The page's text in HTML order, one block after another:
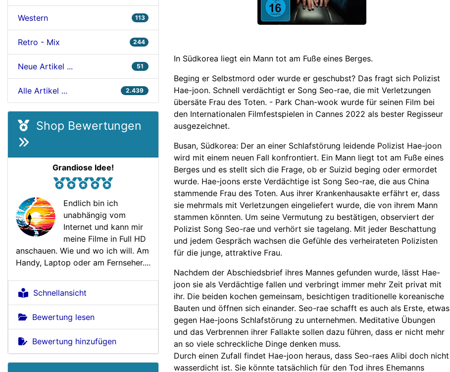
Western 113
Retro - Mix 244
Neue Artikel ... 51
Alle Artikel ... 2.439
Shop Bewertungen
Grandiose Idee!
Endlich bin ich
unabhängig vom
Internet und kann mir
meine Filme in Full HD
anschauen. Wie und wo ich will. Am
Handy, Laptop oder am Fernseher....
Schnellansicht
Bewertung lesen
Bewertung hinzufügen
In Südkorea liegt ein Mann tot am Fuße eines Berges.
Beging er Selbstmord oder wurde er geschubst? Das fragt sich Polizist
Hae-joon. Schnell verdächtigt er Song Seo-rae, die mit Verletzungen
übersäte Frau des Toten. - Park Chan-wook wurde für seinen Film bei
den Internationalen Filmfestspielen in Cannes 2022 als bester Regisseur
ausgezeichnet.
Busan, Südkorea: Der an einer Schlafstörung leidende Polizist Hae-joon
wird mit einem neuen Fall konfrontiert. Ein Mann liegt tot am Fuße eines
Berges und es stellt sich die Frage, ob er Suizid beging oder ermordet
wurde. Hae-joons erste Verdächtige ist Song Seo-rae, die aus China
stammende Frau des Toten. Aus ihrer Krankenhausakte erfährt er, dass
sie mehrmals mit Verletzungen eingeliefert wurde, die von ihrem Mann
stammen könnten. Um seine Vermutung zu bestätigen, observiert der
Polizist Song Seo-rae und verhört sie tagelang. Mit jeder Beschattung
und jedem Gespräch wachsen die Gefühle des verheirateten Polizisten
für die junge, attraktive Frau.
Nachdem der Abschiedsbrief ihres Mannes gefunden wurde, lässt Hae-
joon sie als Verdächtige fallen und verbringt immer mehr Zeit privat mit
ihr. Die beiden kochen gemeinsam, besichtigen traditionelle koreanische
Bauten und öffnen sich einander. Seo-rae schafft es auch als Erste, etwas
gegen Hae-joons Schlafstörung zu unternehmen. Meditative Übungen
und das Verbrennen ihrer Fallakte sollen dazu führen, dass er nicht mehr
an so viele schreckliche Dinge denken muss.
Durch einen Zufall findet Hae-joon heraus, dass Seo-raes Alibi doch nicht
wasserdicht ist. Sie könnte tatsächlich für den Tod ihres Ehemanns